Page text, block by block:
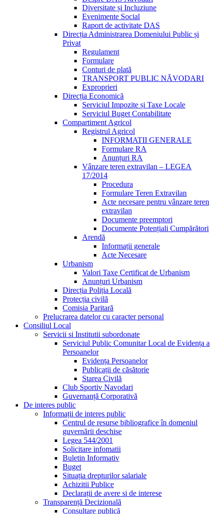
Diversitate și Incluziune
Evenimente Social
Raport de activitate DAS
Direcția Administrarea Domeniului Public și
Privat
Regulament
Formulare
Conturi de plată
TRANSPORT PUBLIC NĂVODARI
Exproprieri
Direcția Economică
Serviciul Impozite și Taxe Locale
Serviciul Buget Contabilitate
Compartiment Agricol
Registrul Agricol
INFORMATII GENERALE
Formulare RA
Anunțuri RA
Vânzare teren extravilan – LEGEA
17/2014
Procedura
Formulare Teren Extravilan
Acte necesare pentru vânzare teren
extravilan
Documente preemptori
Documente Potențiali Cumpărători
Arendă
Informații generale
Acte Necesare
Urbanism
Valori Taxe Certificat de Urbanism
Anunțuri Urbanism
Direcția Poliția Locală
Protecția civilă
Comisia Paritară
Prelucrarea datelor cu caracter personal
Consiliul Local
Servicii si Institutii subordonate
Serviciul Public Comunitar Local de Evidența a
Persoanelor
Evidența Persoanelor
Publicații de căsătorie
Starea Civilă
Club Sportiv Navodari
Guvernanță Corporativă
De interes public
Informații de interes public
Centrul de resurse bibliografice în domeniul
guvernării deschise
Legea 544/2001
Solicitare infomatii
Buletin Informativ
Buget
Situația drepturilor salariale
Achizitii Publice
Declarații de avere si de interese
Transparență Decizională
Consultare publică